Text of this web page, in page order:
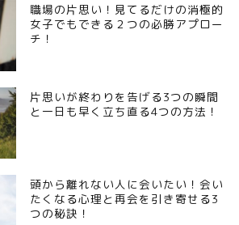
職場の片思い！見てるだけの消極的
女子でもできる２つの必勝アプロー
チ！
片思いが終わりを告げる3つの瞬間
と一日も早く立ち直る4つの方法！
頭から離れない人に会いたい！会い
たくなる心理と再会を引き寄せる3
つの秘訣！